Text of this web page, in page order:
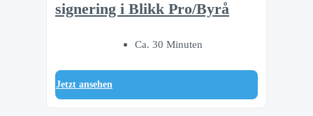
signering i Blikk Pro/Byrå
Ca. 30 Minuten
Jetzt ansehen